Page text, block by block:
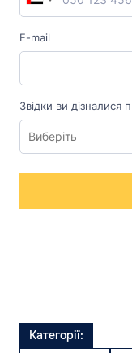
E-mail
Звідки ви дізналися
Категорії: